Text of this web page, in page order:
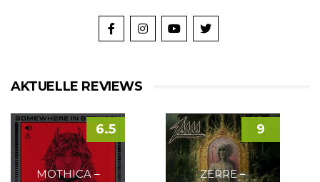
AKTUELLE REVIEWS
MOTHICA –
6.5
ZERRE –
9